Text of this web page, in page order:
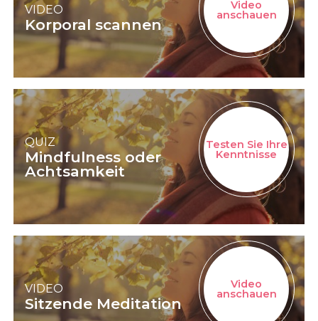
VIDEO
Korporal scannen
Video
anschauen
QUIZ
Mindfulness oder
Achtsamkeit
Testen Sie Ihre
Kenntnisse
VIDEO
Sitzende Meditation
Video
anschauen